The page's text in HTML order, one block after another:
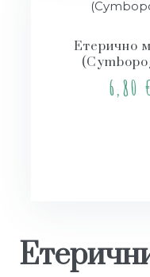
Етерично
6,80